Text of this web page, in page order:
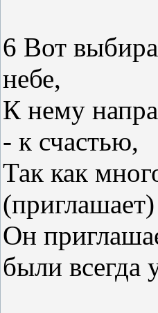
6 Вот
небе,
К нему
- к счастью,
Так как
Он
были всегда